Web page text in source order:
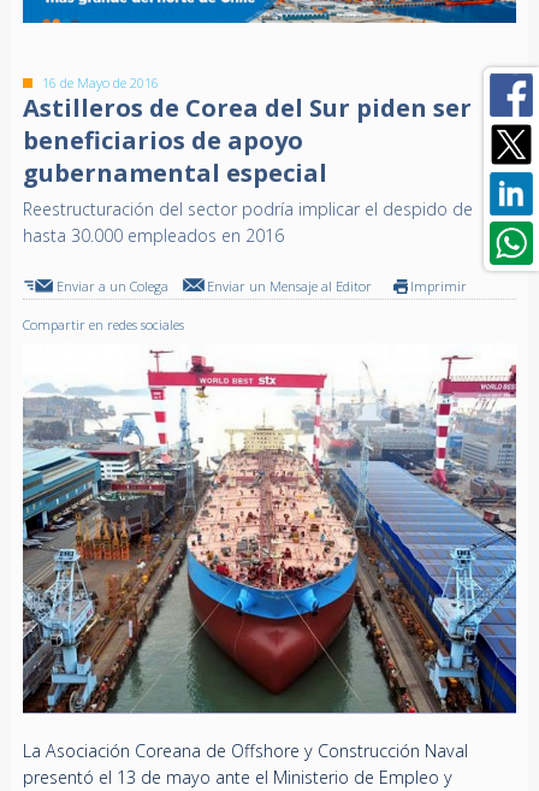
16 de Mayo de 2016
Astilleros de Corea del Sur piden ser
beneficiarios de apoyo
gubernamental especial
Reestructuración del sector podría implicar el despido de
hasta 30.000 empleados en 2016
Enviar a un Colega Enviar un Mensaje al Editor Imprimir
Compartir en redes sociales
La Asociación Coreana de Offshore y Construcción Naval
presentó el 13 de mayo ante el Ministerio de Empleo y